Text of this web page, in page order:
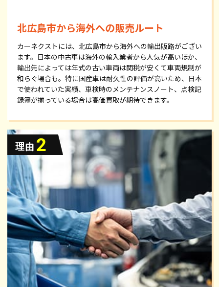
北広島市から海外への販売ルート
カーネクストには、北広島市から海外への輸出販路がござい
ます。日本の中古車は海外の輸入業者から人気が高いほか、
輸出先によっては年式の古い車両は関税が安くて車両規制が
和らぐ場合も。特に国産車は耐久性の評価が高いため、日本
で使われていた実績、車検時のメンテナンスノート、点検記
録簿が揃っている場合は高価買取が期待できます。